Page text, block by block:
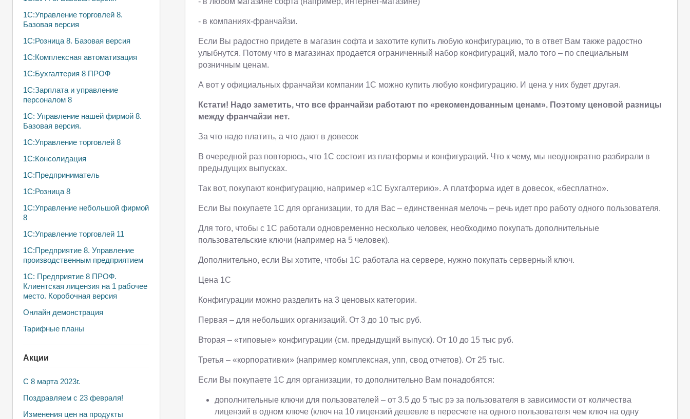
1С:Управление торговлей 8.
Базовая версия
1C:Розница 8. Базовая версия
1С:Комплексная автоматизация
1С:Бухгалтерия 8 ПРОФ
1С:Зарплата и управление
персоналом 8
1С: Управление нашей фирмой 8.
Базовая версия.
1С:Управление торговлей 8
1С:Консолидация
1С:Предприниматель
1С:Розница 8
1С:Управление небольшой фирмой
8
1С:Управление торговлей 11
1С:Предприятие 8. Управление
производственным предприятием
1С: Предприятие 8 ПРОФ.
Клиентская лицензия на 1 рабочее
место. Коробочная версия
Онлайн демонстрация
Тарифные планы
Акции
С 8 марта 2023г.
Поздравляем с 23 февраля!
Изменения цен на продукты
- в компаниях-франчайзи.
Если Вы радостно придете в магазин софта и захотите купить любую конфигурацию, то в ответ Вам также радостно
улыбнутся. Потому что в магазинах продается ограниченный набор конфигураций, мало того – по специальным
розничным ценам.
А вот у официальных франчайзи компании 1С можно купить любую конфигурацию. И цена у них будет другая.
Кстати! Надо заметить, что все франчайзи работают по «рекомендованным ценам». Поэтому ценовой разницы
между франчайзи нет.
За что надо платить, а что дают в довесок
В очередной раз повторюсь, что 1С состоит из платформы и конфигураций. Что к чему, мы неоднократно разбирали в
предыдущих выпусках.
Так вот, покупают конфигурацию, например «1С Бухгалтерию». А платформа идет в довесок, «бесплатно».
Если Вы покупаете 1С для организации, то для Вас – единственная мелочь – речь идет про работу одного пользователя.
Для того, чтобы с 1С работали одновременно несколько человек, необходимо покупать дополнительные
пользовательские ключи (например на 5 человек).
Дополнительно, если Вы хотите, чтобы 1С работала на сервере, нужно покупать серверный ключ.
Цена 1С
Конфигурации можно разделить на 3 ценовых категории.
Первая – для небольших организаций. От 3 до 10 тыс руб.
Вторая – «типовые» конфигурации (см. предыдущий выпуск). От 10 до 15 тыс руб.
Третья – «корпоративки» (например комплексная, упп, свод отчетов). От 25 тыс.
Если Вы покупаете 1С для организации, то дополнительно Вам понадобятся:
дополнительные ключи для пользователей – от 3.5 до 5 тыс рэ за пользователя в зависимости от количества
лицензий в одном ключе (ключ на 10 лицензий дешевле в пересчете на одного пользователя чем ключ на одну